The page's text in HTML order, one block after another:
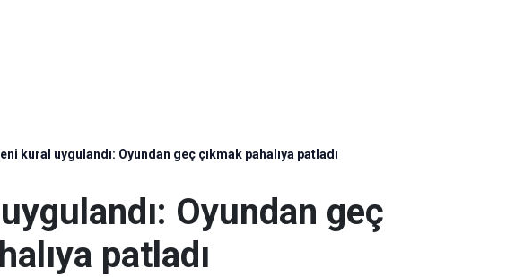
kural uygulandı: Oyundan geç çıkmak pahalıya patladı
Oyundan geç
patladı